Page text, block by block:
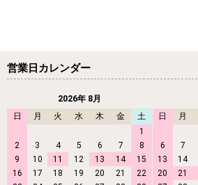
営業日カレンダー
2026年 8月
日
月 火 水 木 金
土
1
2
3 4 5 6 7
8
9
10 11 12 13 14
15
16
17 18 19 20 21
22
日
月
6
7
13
14
20
21